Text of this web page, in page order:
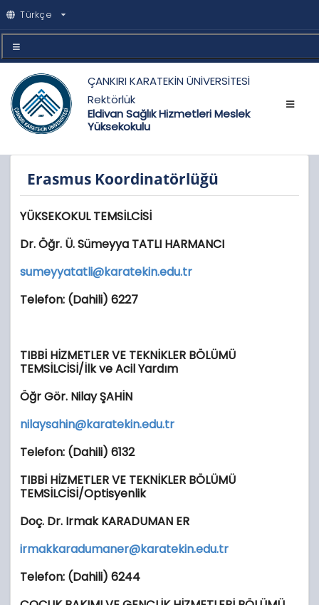
Türkçe
ÇANKIRI KARATEKİN ÜNİVERSİTESİ
Rektörlük
Eldivan Sağlık Hizmetleri Meslek
Yüksekokulu
Erasmus Koordinatörlüğü
YÜKSEKOKUL TEMSİLCİSİ
Dr. Öğr. Ü. Sümeyya TATLI HARMANCI
sumeyyatatli@karatekin.edu.tr
Telefon: (Dahili) 6227
TIBBİ HİZMETLER VE TEKNİKLER BÖLÜMÜ
TEMSİLCİSİ/İlk ve Acil Yardım
Öğr Gör. Nilay ŞAHİN
nilaysahin@karatekin.edu.tr
Telefon: (Dahili) 6132
TIBBİ HİZMETLER VE TEKNİKLER BÖLÜMÜ
TEMSİLCİSİ/Optisyenlik
Doç. Dr. Irmak KARADUMAN ER
irmakkaradumaner@karatekin.edu.tr
Telefon: (Dahili) 6244